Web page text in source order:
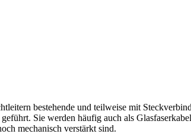
bestehende und teilweise mit
Sie werden häufig auch als
mechanisch verstärkt sind.